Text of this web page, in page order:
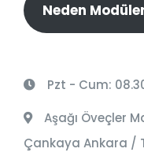
Neden
Pzt - Cum:
Aşağı Öveçler
Çankaya Ankara /